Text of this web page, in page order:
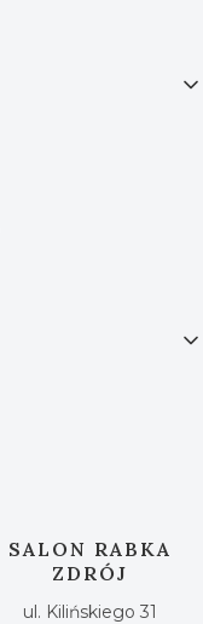
SALON RABKA
ZDRÓJ
ul. Kilińskiego 31